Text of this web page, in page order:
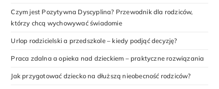
Czym jest Pozytywna Dyscyplina? Przewodnik dla rodziców,
którzy chcą wychowywać świadomie
Urlop rodzicielski a przedszkole – kiedy podjąć decyzję?
Praca zdalna a opieka nad dzieckiem – praktyczne rozwiązania
Jak przygotować dziecko na dłuższą nieobecność rodziców?